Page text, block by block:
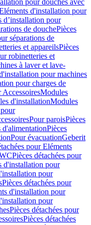
pour douches avec
d'installation pour
d’installation pour
de douchePièces
séparations de
et appareilsPièces
robinetteries et
à laver et lave-
pour machines
pour charges de
AccessoiresModules
d'installationModules
Pour paroisPièces
d'alimentationPièces
Pour évacuationGeberit
pour Eléments
Pièces détachées pour
d'installation pour
pour
Pièces détachées pour
d'installation pour
pour
Pièces détachées pour
Pièces détachées